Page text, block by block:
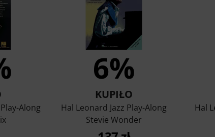
Along
6%
KUPIŁO
Hal Leonard Jazz Play-Along
Stevie Wonder
Hal